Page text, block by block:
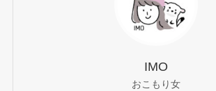
IMO
おこもり女